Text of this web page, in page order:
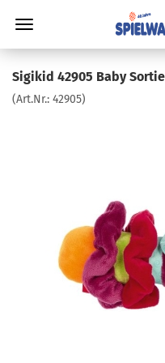
Sigikid 42905 Baby
(Art.Nr.: 42905)